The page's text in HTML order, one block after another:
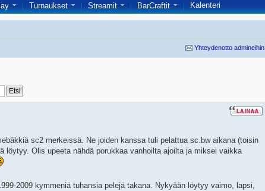
Turnaukset Streamit BarCraftit Kalenteri
Yhteydenotto admineihin
sc2 merkeissä. Ne joiden kanssa tuli pelattua sc.bw aikana (toisin
löytyy. Olis upeeta nähdä porukkaa vanhoilta ajoilta ja miksei vaikka
2009 kymmeniä tuhansia pelejä takana. Nykyään löytyy vaimo, lapsi,